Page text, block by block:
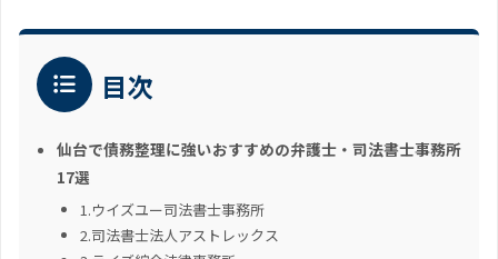
目次
仙台で債務整理に強いおすすめの弁護士・司法書士事務所
17選
1.ウイズユー司法書士事務所
2.司法書士法人アストレックス